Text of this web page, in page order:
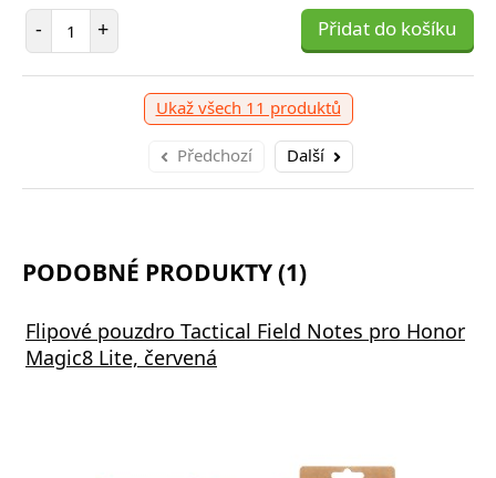
- Počet položek
+ Přidat do košíku
Ukaž všech 11 produktů
Předchozí Další
PODOBNÉ PRODUKTY (1)
Flipové pouzdro Tactical Field Notes pro Honor
Magic8 Lite, červená